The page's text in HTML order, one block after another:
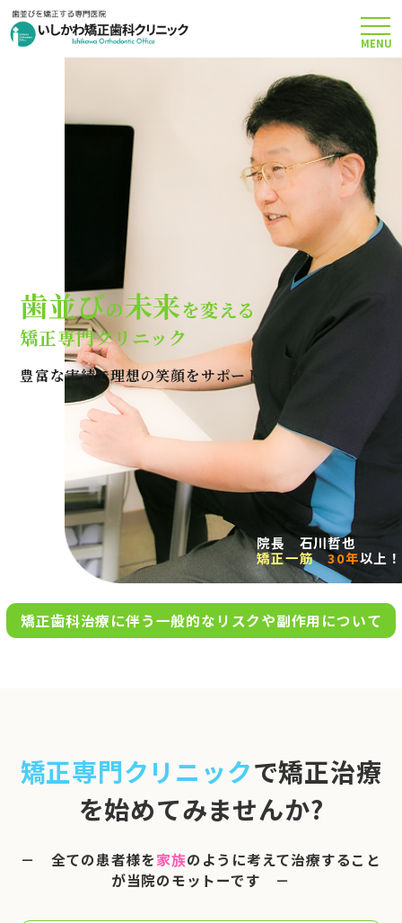
矯正治療について
当院のこだわり
費用について
クリニック案内
Q＆A
アクセス
お問い合わせ
完全
0120-695-578
※日曜は不定期で診療してい
ます
MENU
歯並びの未来を変える
矯正専門クリニック
豊富な実績で理想の笑顔をサポートします
院長 石川哲也
矯正一筋
30年以上！
矯正歯科治療に伴う一般的なリスクや副作用について
矯正専門クリニックで矯正治療
を始めてみませんか?
－ 全ての患者様を家族のように考えて治療すること
が当院のモットーです －